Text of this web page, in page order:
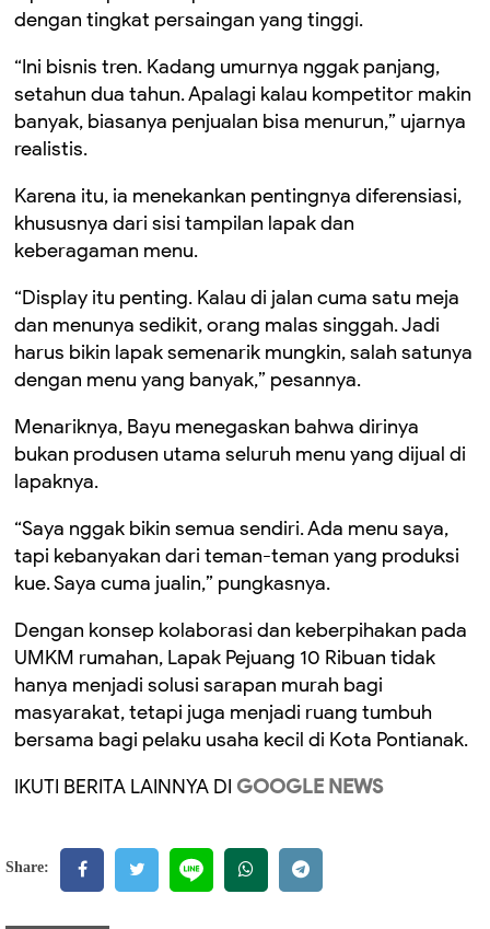
dengan tingkat persaingan yang tinggi.
“Ini bisnis tren. Kadang umurnya nggak panjang,
setahun dua tahun. Apalagi kalau kompetitor makin
banyak, biasanya penjualan bisa menurun,” ujarnya
realistis.
Karena itu, ia menekankan pentingnya diferensiasi,
khususnya dari sisi tampilan lapak dan
keberagaman menu.
“Display itu penting. Kalau di jalan cuma satu meja
dan menunya sedikit, orang malas singgah. Jadi
harus bikin lapak semenarik mungkin, salah satunya
dengan menu yang banyak,” pesannya.
Menariknya, Bayu menegaskan bahwa dirinya
bukan produsen utama seluruh menu yang dijual di
lapaknya.
“Saya nggak bikin semua sendiri. Ada menu saya,
tapi kebanyakan dari teman-teman yang produksi
kue. Saya cuma jualin,” pungkasnya.
Dengan konsep kolaborasi dan keberpihakan pada
UMKM rumahan, Lapak Pejuang 10 Ribuan tidak
hanya menjadi solusi sarapan murah bagi
masyarakat, tetapi juga menjadi ruang tumbuh
bersama bagi pelaku usaha kecil di Kota Pontianak.
IKUTI BERITA LAINNYA DI GOOGLE NEWS
Share: